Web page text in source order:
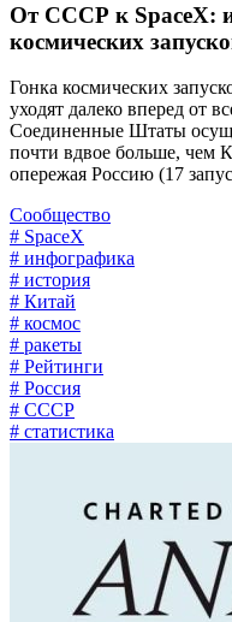
От СССР к SpaceX:
космических
Гонка космических
уходят далеко вперед от
Соединенные Штаты
почти вдвое больше, чем
опережая Россию (17
Сообщество
# SpaceX
# инфографика
# история
# Китай
# космос
# ракеты
# Рейтинги
# Россия
# СССР
# статистика